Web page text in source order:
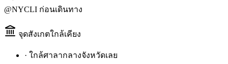
@NYCLI ก่อนเดินทาง
จุดสังเกตใกล้เคียง
· ใกล้ศาลากลางจังหวัดเลย